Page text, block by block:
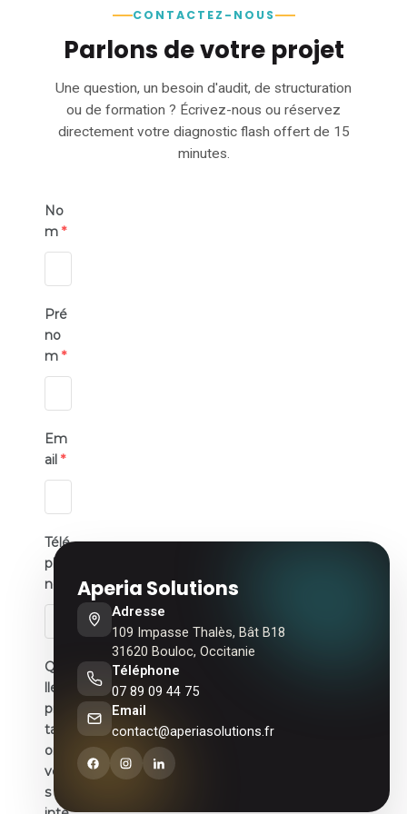
CONTACTEZ-NOUS
Parlons de votre projet
Une question, un besoin d'audit, de structuration
ou de formation ? Écrivez-nous ou réservez
directement votre diagnostic flash offert de 15
minutes.
No
m *
Pré
no
m *
Em
ail *
Télé
pho
ne
Que
lle
pres
tati
on
vou
s
Aperia Solutions
Adresse
109 Impasse Thalès, Bât B18
31620 Bouloc, Occitanie
Téléphone
07 89 09 44 75
Email
contact@aperiasolutions.fr